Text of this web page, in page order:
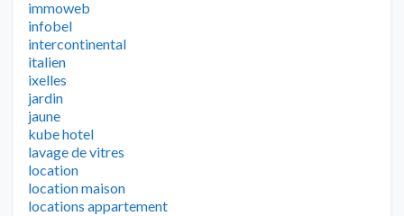
immoweb
infobel
intercontinental
italien
ixelles
jardin
jaune
kube hotel
lavage de vitres
location
location maison
locations appartement